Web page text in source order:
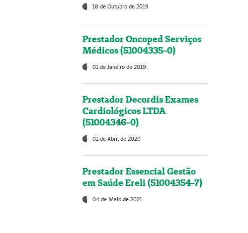
18 de Outubro de 2019
Prestador Oncoped Serviços
Médicos (51004335-0)
01 de Janeiro de 2019
Prestador Decordis Exames
Cardiológicos LTDA
(51004346-0)
01 de Abril de 2020
Prestador Essencial Gestão
em Saúde Ereli (51004354-7)
04 de Maio de 2021